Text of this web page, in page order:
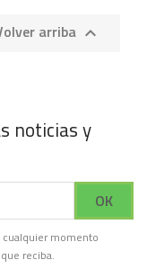
arriba 
noticias y
cualquier momento
reciba.